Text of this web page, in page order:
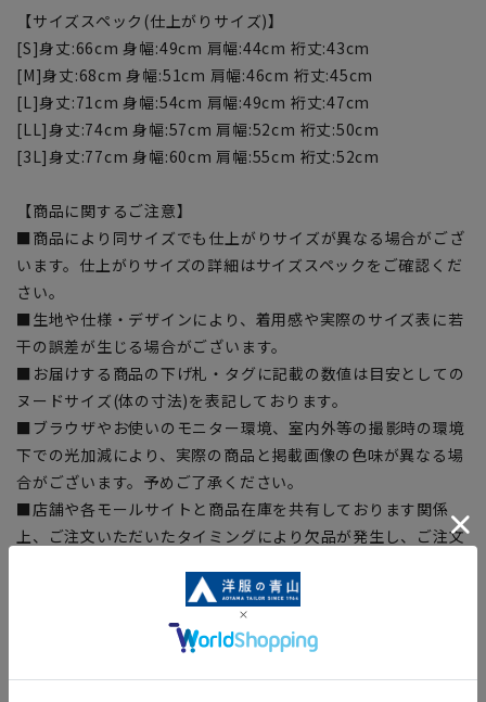
【サイズスペック(仕上がりサイズ)】
[S]身丈:66cm 身幅:49cm 肩幅:44cm 裄丈:43cm
[M]身丈:68cm 身幅:51cm 肩幅:46cm 裄丈:45cm
[L]身丈:71cm 身幅:54cm 肩幅:49cm 裄丈:47cm
[LL]身丈:74cm 身幅:57cm 肩幅:52cm 裄丈:50cm
[3L]身丈:77cm 身幅:60cm 肩幅:55cm 裄丈:52cm
【商品に関するご注意】
■商品により同サイズでも仕上がりサイズが異なる場合がござ
います。仕上がりサイズの詳細はサイズスペックをご確認くだ
さい。
■生地や仕様・デザインにより、着用感や実際のサイズ表に若
干の誤差が生じる場合がございます。
■お届けする商品の下げ札・タグに記載の数値は目安としての
ヌードサイズ(体の寸法)を表記しております。
■ブラウザやお使いのモニター環境、室内外等の撮影時の環境
下での光加減により、実際の商品と掲載画像の色味が異なる場
合がございます。予めご了承ください。
■店舗や各モールサイトと商品在庫を共有しております関係
上、ご注文いただいたタイミングにより欠品が発生し、ご注文
急ぎ発送のご注文につきましても、ご注文のタイミングによっ
てはお急ぎ発送サービスを選択できない場合がございます。)